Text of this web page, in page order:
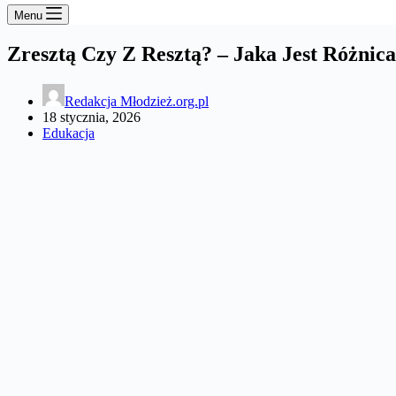
Menu
Zresztą Czy Z Resztą? – Jaka Jest
Redakcja Młodzież.org.pl
18 stycznia, 2026
Edukacja